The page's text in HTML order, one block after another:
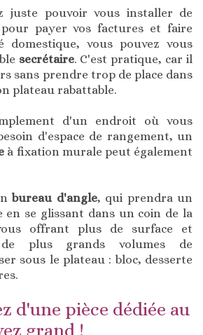
juste pouvoir vous installer de
payer vos factures et faire
domestique, vous pouvez vous
secrétaire. C'est pratique, car il
sans prendre trop de place dans
plateau rabattable.
d'un endroit où vous
d'espace de rangement, un
à fixation murale peut également
bureau d'angle, qui prendra un
en se glissant dans un coin de la
offrant plus de surface et
de plus grands volumes de
sous le plateau : bloc, desserte
d'une pièce dédiée au
grand !